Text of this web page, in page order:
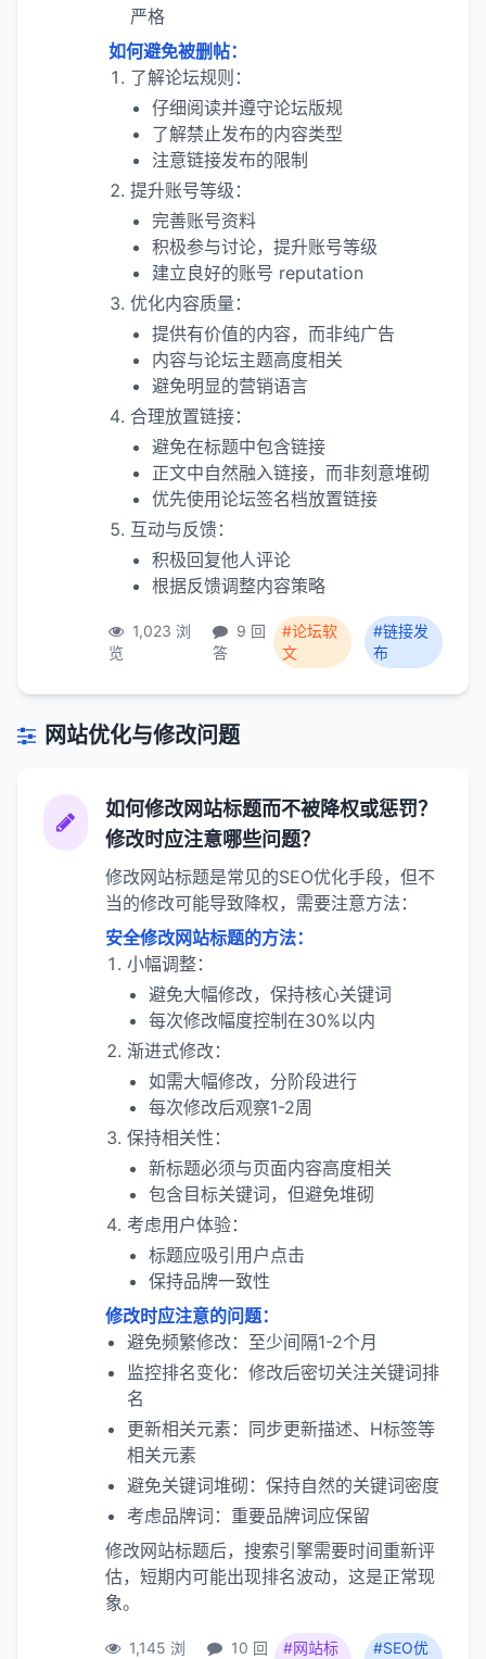
严格
如何避免被删帖：
了解论坛规则：
仔细阅读并遵守论坛版规
了解禁止发布的内容类型
注意链接发布的限制
提升账号等级：
完善账号资料
积极参与讨论，提升账号等级
建立良好的账号 reputation
优化内容质量：
提供有价值的内容，而非纯广告
内容与论坛主题高度相关
避免明显的营销语言
合理放置链接：
避免在标题中包含链接
正文中自然融入链接，而非刻意堆砌
优先使用论坛签名档放置链接
互动与反馈：
积极回复他人评论
根据反馈调整内容策略
1,023 浏
览
9 回
答
#论坛软
文
#链接发
布
网站优化与修改问题
如何修改网站标题而不被降权或惩罚？
修改时应注意哪些问题？
修改网站标题是常见的SEO优化手段，但不
当的修改可能导致降权，需要注意方法：
安全修改网站标题的方法：
小幅调整：
避免大幅修改，保持核心关键词
每次修改幅度控制在30%以内
渐进式修改：
如需大幅修改，分阶段进行
每次修改后观察1-2周
保持相关性：
新标题必须与页面内容高度相关
包含目标关键词，但避免堆砌
考虑用户体验：
标题应吸引用户点击
保持品牌一致性
修改时应注意的问题：
避免频繁修改：至少间隔1-2个月
监控排名变化：修改后密切关注关键词排
名
更新相关元素：同步更新描述、H标签等
相关元素
避免关键词堆砌：保持自然的关键词密度
考虑品牌词：重要品牌词应保留
修改网站标题后，搜索引擎需要时间重新评
估，短期内可能出现排名波动，这是正常现
象。
1,145 浏
10 回
#网站标
#SEO优